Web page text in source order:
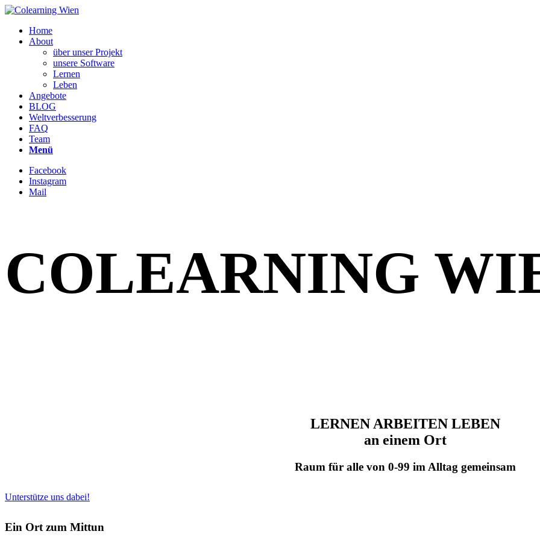
Home
About
über unser Projekt
unsere Software
Lernen
Leben
Angebote
BLOG
Weltverbesserung
FAQ
Team
Menü
Facebook
Instagram
Mail
COLEARNING
LERNEN ARBEITEN LEBEN
an einem Ort
Raum für alle von 0-99 im Alltag gemeinsam
Unterstütze uns dabei!
Ein Ort zum Mittun